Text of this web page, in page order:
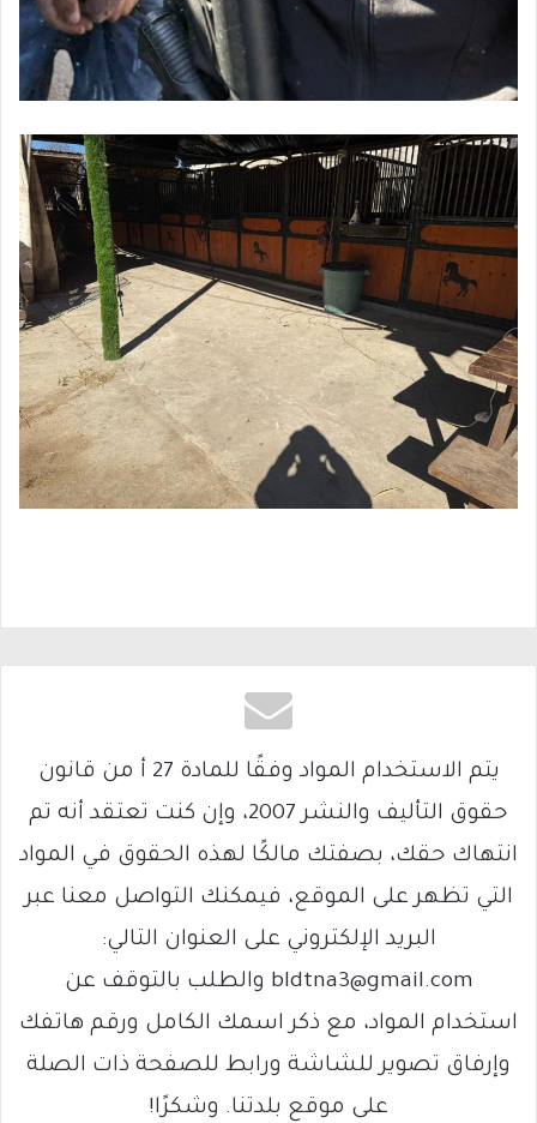
يتم الاستخدام المواد وفقًا للمادة 27 أ من قانون
حقوق التأليف والنشر 2007، وإن كنت تعتقد أنه تم
انتهاك حقك، بصفتك مالكًا لهذه الحقوق في المواد
التي تظهر على الموقع، فيمكنك التواصل معنا عبر
البريد الإلكتروني على العنوان التالي:
bldtna3@gmail.com والطلب بالتوقف عن
استخدام المواد، مع ذكر اسمك الكامل ورقم هاتفك
وإرفاق تصوير للشاشة ورابط للصفحة ذات الصلة
على موقع بلدتنا. وشكرًا!